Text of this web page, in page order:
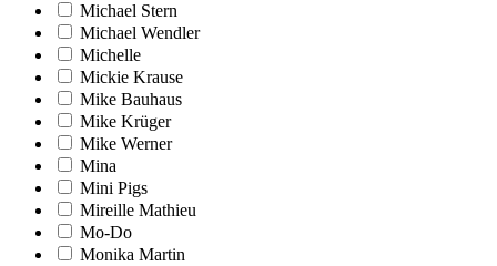
Michael Stern
Michael Wendler
Michelle
Mickie Krause
Mike Bauhaus
Mike Krüger
Mike Werner
Mina
Mini Pigs
Mireille Mathieu
Mo-Do
Monika Martin